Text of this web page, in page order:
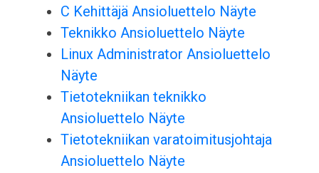
C Kehittäjä Ansioluettelo Näyte
Teknikko Ansioluettelo Näyte
Linux Administrator Ansioluettelo
Näyte
Tietotekniikan teknikko
Ansioluettelo Näyte
Tietotekniikan varatoimitusjohtaja
Ansioluettelo Näyte